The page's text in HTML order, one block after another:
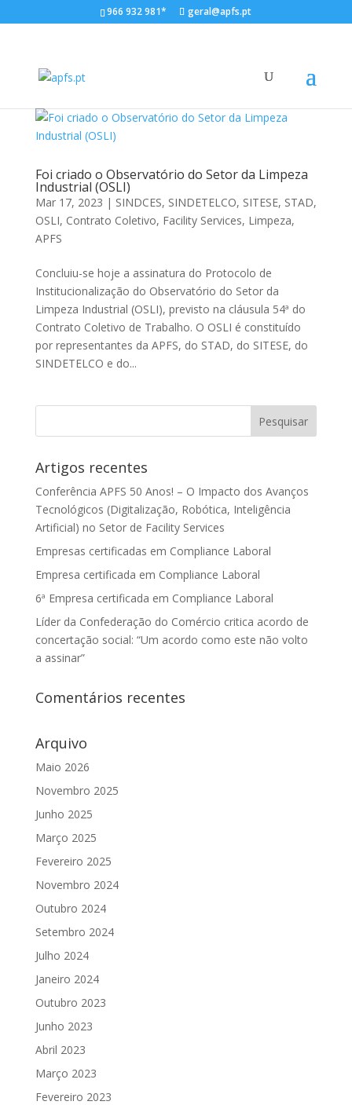
966 932 981* geral@apfs.pt
Foi criado o Observatório do Setor da Limpeza
Industrial (OSLI)
Mar 17, 2023 | SINDCES, SINDETELCO, SITESE, STAD,
OSLI, Contrato Coletivo, Facility Services, Limpeza,
APFS
Concluiu-se hoje a assinatura do Protocolo de
Institucionalização do Observatório do Setor da
Limpeza Industrial (OSLI), previsto na cláusula 54ª do
Contrato Coletivo de Trabalho. O OSLI é constituído
por representantes da APFS, do STAD, do SITESE, do
SINDETELCO e do...
Artigos recentes
Conferência APFS 50 Anos! – O Impacto dos Avanços
Tecnológicos (Digitalização, Robótica, Inteligência
Artificial) no Setor de Facility Services
Empresas certificadas em Compliance Laboral
Empresa certificada em Compliance Laboral
6ª Empresa certificada em Compliance Laboral
Líder da Confederação do Comércio critica acordo de
concertação social: “Um acordo como este não volto
a assinar”
Comentários recentes
Arquivo
Maio 2026
Novembro 2025
Junho 2025
Março 2025
Fevereiro 2025
Novembro 2024
Outubro 2024
Setembro 2024
Julho 2024
Janeiro 2024
Outubro 2023
Junho 2023
Abril 2023
Março 2023
Fevereiro 2023